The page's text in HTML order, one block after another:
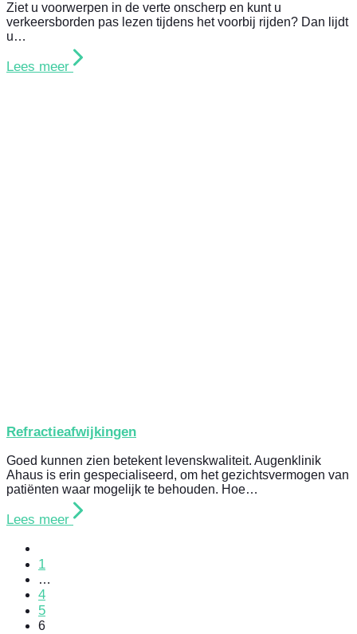
Ziet u voorwerpen in de verte onscherp en kunt u
verkeersborden pas lezen tijdens het voorbij rijden? Dan lijdt
u…
Lees meer
Refractieafwijkingen
Goed kunnen zien betekent levenskwaliteit. Augenklinik
Ahaus is erin gespecialiseerd, om het gezichtsvermogen van
patiënten waar mogelijk te behouden. Hoe…
Lees meer
1
…
4
5
6